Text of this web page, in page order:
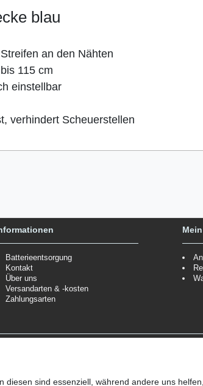
blau
an den Nähten
115 cm
einstellbar
verhindert Scheuerstellen
Batterieentsorgung
Kontakt
Über uns
Versandarten & -kosten
Zahlungsarten
diesen sind essenziell, während andere uns